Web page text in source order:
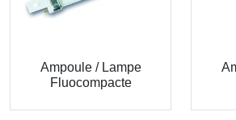
Ampoule / Lampe
Fluocompacte